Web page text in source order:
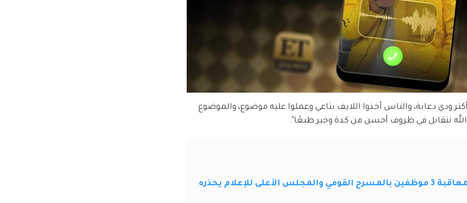
ودي دعابة، والناس أخذوا اللايف بتاعي وعملوا عليه موضوع، والموضوع
الله نتقابل في ظروف أحسن من كدة وخير طبعًا".
للإعلام يحذره